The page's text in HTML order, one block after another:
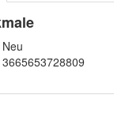
Neu
3665653728809